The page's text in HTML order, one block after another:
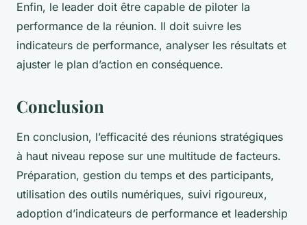
Enfin, le leader doit être capable de piloter la
performance de la réunion. Il doit suivre les
indicateurs de performance, analyser les résultats et
ajuster le plan d’action en conséquence.
Conclusion
En conclusion, l’efficacité des réunions stratégiques
à haut niveau repose sur une multitude de facteurs.
Préparation, gestion du temps et des participants,
utilisation des outils numériques, suivi rigoureux,
adoption d’indicateurs de performance et leadership